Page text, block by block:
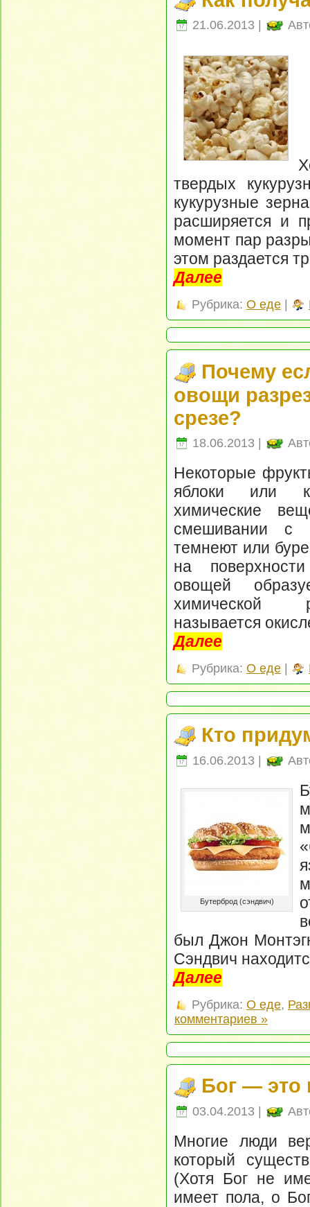
21.06.2013 |
твердых
кукурузные
расширяется и
момент пар
этом раздается
Далее
Рубрика: О еде
Почему
овощи
срезе?
18.06.2013 |
Некоторые
яблоки или
химические
смешивании с
темнеют или
на
овощей
химической
называется
Далее
Рубрика: О еде |
Кто
16.06.2013 |
Бутерброд (сэндвич)
был Джон
Сэндвич
Далее
Рубрика: О еде,
комментариев »
Бог — это
03.04.2013 |
Многие люди
который
(Хотя Бог не
имеет пола, о